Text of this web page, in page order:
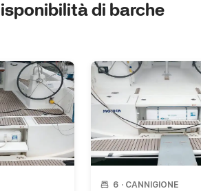
di barche
6 · CANNIGIONE